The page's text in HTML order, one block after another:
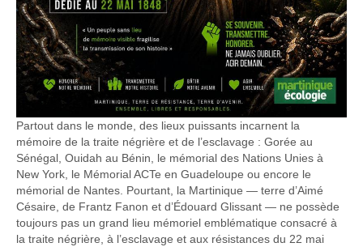
Partout dans le monde, des lieux puissants incarnent la
mémoire de la traite négrière et de l’esclavage : Gorée au
Sénégal, Ouidah au Bénin, le mémorial des Nations Unies à
New York, le Mémorial ACTe en Guadeloupe ou encore le
mémorial de Nantes. Pourtant, la Martinique — terre d’Aimé
Césaire, de Frantz Fanon et d’Édouard Glissant — ne possède
toujours pas un grand lieu mémoriel emblématique consacré à
la traite négrière, à l’esclavage et aux résistances du 22 mai